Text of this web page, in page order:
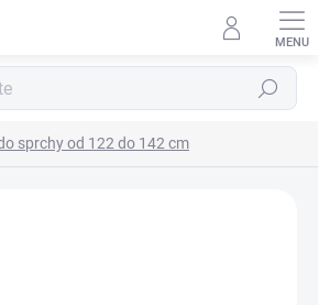
Hľadať
sprchy od 122 do 142 cm